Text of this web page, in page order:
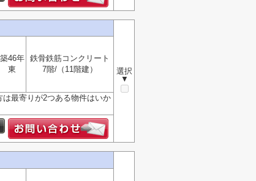
選択
▼
築46年
東
鉄骨鉄筋コンクリート
7階/（11階建）
最寄りが2つある物件はいか